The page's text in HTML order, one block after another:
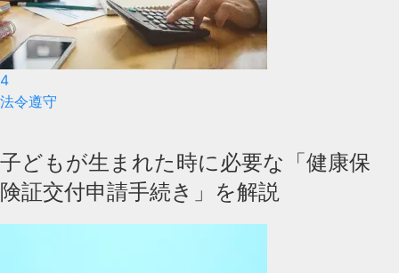
4
法令遵守
子どもが生まれた時に必要な「健康保
険証交付申請手続き」を解説